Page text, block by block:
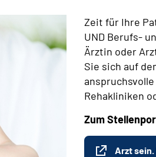
Zeit für Ihre
UND Berufs-
Ärztin oder
Sie sich auf
Rehakliniken
Zum
Arzt sein.